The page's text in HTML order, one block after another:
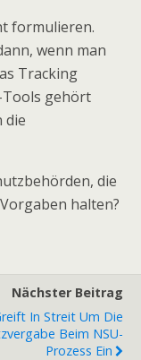
formulieren.
wenn man
Tracking
Tools gehört
die
die
halten?
Nächster Beitrag
In Streit Um Die
Beim NSU-
Prozess Ein